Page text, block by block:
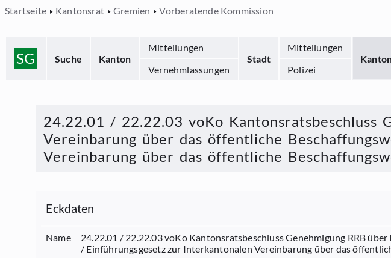
Startseite Kantonsrat Gremien Vorberatende Kommission
SG Suche Kanton
Mitteilungen
Stadt
Mitteilungen
Vernehmlassungen
Polizei
24.22.01 / 22.22.03 voKo
Vereinbarung über das öffentliche
Vereinbarung über das öffentliche
Eckdaten
Name
24.22.01 / 22.22.03 voKo Kantonsratsbeschluss Genehmigung RRB
/ Einführungsgesetz zur Interkantonalen Vereinbarung über das